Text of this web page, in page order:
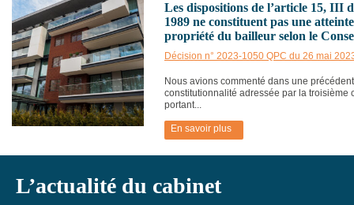
Les dispositions de l’article 15, III
1989 ne constituent pas une
propriété du bailleur selon le
Décision n° 2023-1050 QPC du 26 mai
Nous avions commenté dans une
constitutionnalité adressée par la troisième
portant...
En savoir plus
L’actualité du cabinet